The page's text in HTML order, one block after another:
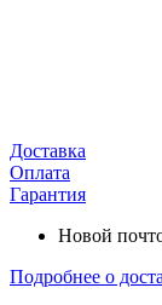
Доставка
Оплата
Гарантия
Новой
Подробнее о